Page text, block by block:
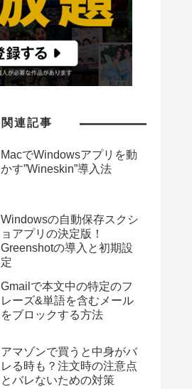
関連記事
MacでWindowsアプリを動
かす”Wineskin”導入法
Windowsの自動保存スクシ
ョアプリの決定版！
Greenshotの導入と初期設
定
Gmailで本文中の特定のフ
レーズ&単語を含むメール
をブロックする方法
アマゾンで買うと中身がバ
レる時も？注文時の注意点
とバレないための対策